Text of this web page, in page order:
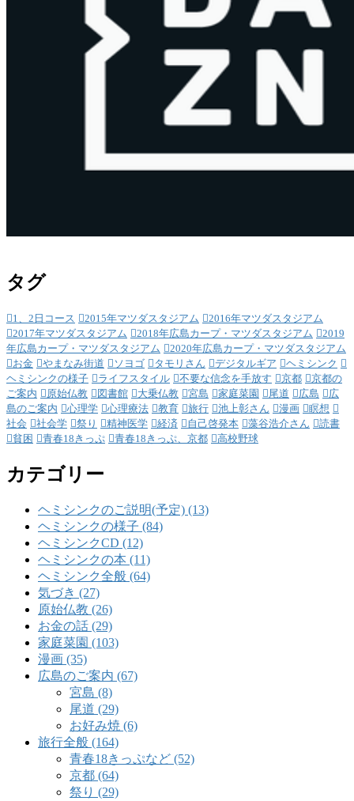
タグ
1、2日コース 2015年マツダスタジアム
2016年マツダスタジアム
2017年マツダスタジアム
2018年広島カープ・マツダスタジアム
2019
年広島カープ・マツダスタジアム
2020年広島カープ・マツダスタジアム
お金
やまなみ街道 ソヨゴ タモリさん デジタルギア
ヘミシンク
ヘミシンクの様子
ライフスタイル 不要な信念を手放す 京都
京都の
ご案内
原始仏教 図書館 大乗仏教 宮島 家庭菜園 尾道 広島
広
島のご案内
心理学 心理療法 教育 旅行 池上彰さん 漫画
瞑想
社会
社会学 祭り 精神医学 経済 自己啓発本 藻谷浩介さん
読書
貧困
青春18きっぷ 青春18きっぷ、京都 高校野球
カテゴリー
ヘミシンクのご説明(予定) (13)
ヘミシンクの様子 (84)
ヘミシンクCD (12)
ヘミシンクの本 (11)
ヘミシンク全般 (64)
気づき (27)
原始仏教 (26)
お金の話 (29)
家庭菜園 (103)
漫画 (35)
広島のご案内 (67)
宮島 (8)
尾道 (29)
お好み焼 (6)
旅行全般 (164)
青春18きっぷなど (52)
京都 (64)
祭り (29)